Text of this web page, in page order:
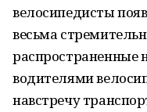
велосипедисты
весьма
распространенные
водителями
навстречу